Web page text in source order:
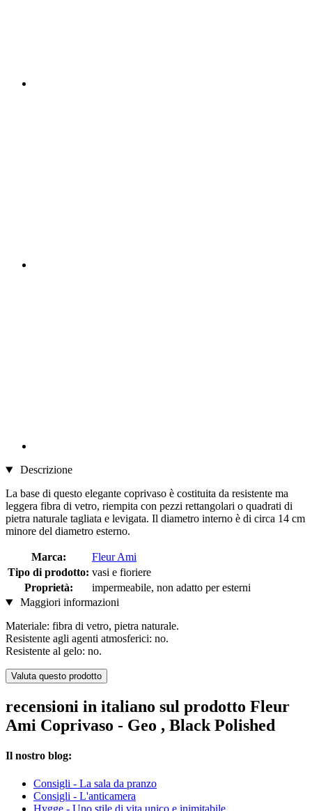
Descrizione
La base di questo elegante coprivaso è costituita da resistente ma
leggera fibra di vetro, riempita con pezzi rettangolari o quadrati di
pietra naturale tagliata e levigata. Il diametro interno è di circa 14 cm
minore del diametro esterno.
Marca:
Fleur Ami
Tipo di prodotto: vasi e fioriere
Proprietà:
impermeabile, non adatto per esterni
Maggiori informazioni
Materiale: fibra di vetro, pietra naturale.
Resistente agli agenti atmosferici: no.
Resistente al gelo: no.
Valuta questo prodotto
recensioni in italiano sul prodotto Fleur
Ami Coprivaso - Geo , Black Polished
Il nostro blog:
Consigli - La sala da pranzo
Consigli - L'anticamera
Hygge - Uno stile di vita unico e inimitabile